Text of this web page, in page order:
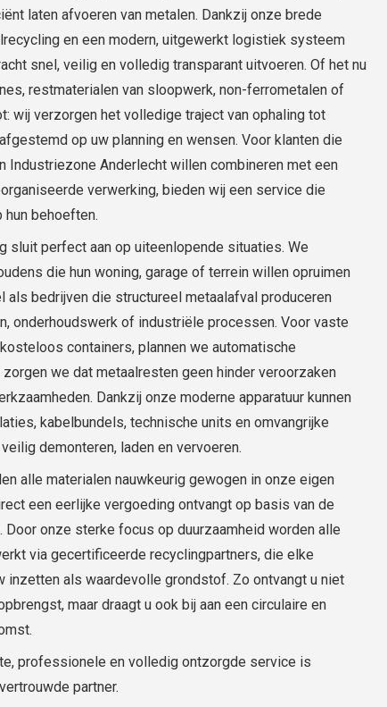
laten afvoeren van metalen. Dankzij onze brede
en een modern, uitgewerkt logistiek systeem
snel, veilig en volledig transparant uitvoeren. Of het nu
restmaterialen van sloopwerk, non-ferrometalen of
wij verzorgen het volledige traject van ophaling tot
op uw planning en wensen. Voor klanten die
Industriezone Anderlecht willen combineren met een
verwerking, bieden wij een service die
hun behoeften.
sluit perfect aan op uiteenlopende situaties. We
die hun woning, garage of terrein willen opruimen
bedrijven die structureel metaalafval produceren
onderhoudswerk of industriële processen. Voor vaste
containers, plannen we automatische
we dat metaalresten geen hinder veroorzaken
Dankzij onze moderne apparatuur kunnen
kabelbundels, technische units en omvangrijke
demonteren, laden en vervoeren.
alle materialen nauwkeurig gewogen in onze eigen
een eerlijke vergoeding ontvangt op basis van de
Door onze sterke focus op duurzaamheid worden alle
via gecertificeerde recyclingpartners, die elke
inzetten als waardevolle grondstof. Zo ontvangt u niet
maar draagt u ook bij aan een circulaire en
professionele en volledig ontzorgde service is
partner.